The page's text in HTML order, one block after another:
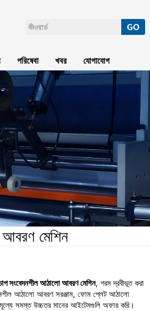
পরিষেবা খবর যোগাযোগ
মেশিন
সংবেদনশীল আঠালো আবরণ মেশিন, গরম দ্রবীভূত করা
আঠালো আবরণ সরঞ্জাম, ফোম প্লেট আঠালো
সমস্ত উচ্চতর মানের আইটেমগুলি অফার করি।